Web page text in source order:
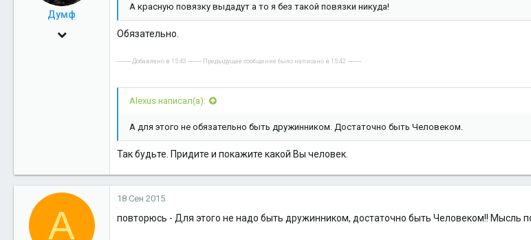
Думф
3 Дек 2010
А красную повязку выдадут а то я без такой повязки никуда!
Обязательно.
---------- Добавлено в 15:43 ---------- Предыдущее сообщение было написано в 15:42 ----------
Alexus написал(а):
А для этого не обязательно быть дружинником. Достаточно быть Человеком.
Так будьте. Придите и покажите какой Вы человек.
A
18 Сен 2015
повторюсь - Для этого не надо быть дружинником, достаточно быть Человеком!! Мысль